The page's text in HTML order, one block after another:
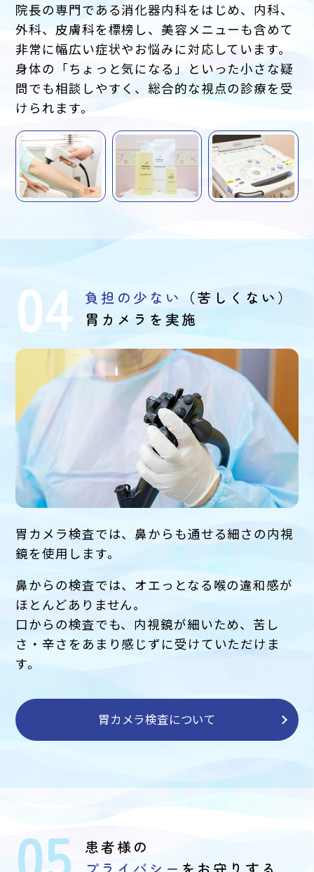
院長の専門である消化器内科をはじめ、内科、
外科、皮膚科を標榜し、美容メニューも含めて
非常に幅広い症状やお悩みに対応しています。
身体の「ちょっと気になる」といった小さな疑
問でも相談しやすく、総合的な視点の診療を受
けられます。
04 負担の少ない
（苦しくない）
胃カメラを実施
胃カメラ検査では、鼻からも通せる細さの内視
鏡を使用します。
鼻からの検査では、オエっとなる喉の違和感が
ほとんどありません。
口からの検査でも、内視鏡が細いため、苦し
さ・辛さをあまり感じずに受けていただけま
す。
胃カメラ検査について
05
患者様の
プライバシー をお守りする